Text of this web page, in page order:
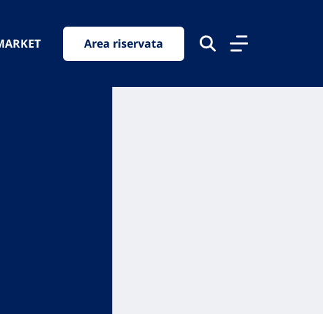
Area riservata